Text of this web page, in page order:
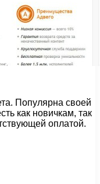
Популярна своей
как новичкам, так
оплатой.